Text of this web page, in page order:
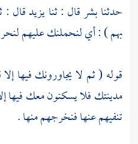
حدثنابشرقال : ثنايزيدقال :
بهم ) : أي لنحملنك عليهم
قوله ( ثم لا يجاورونك فيها
مدينتك فلا يسكنون معك فيها
تنفيهم عنها فنخرجهم منها .